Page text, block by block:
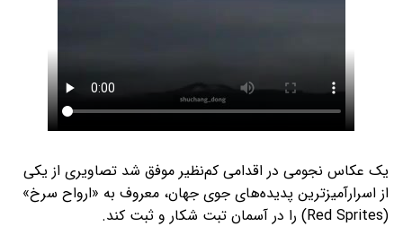
یک عکاس نجومی در اقدامی کم‌نظیر موفق شد تصاویری از یکی
از اسرارآمیزترین پدیده‌های جوی جهان، معروف به «ارواح سرخ»
(Red Sprites) را در آسمان تبت شکار و ثبت کند.